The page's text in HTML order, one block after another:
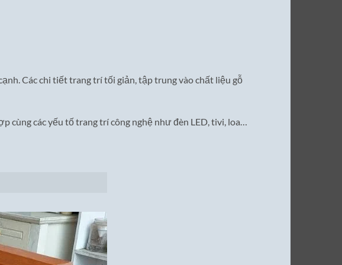
Các chi tiết trang trí tối giản, tập trung vào chất liệu gỗ
các yếu tố trang trí công nghệ như đèn LED, tivi, loa…